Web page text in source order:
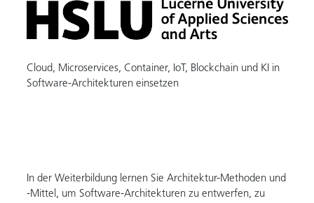
Cloud, Microservices, Container, IoT, Blockchain und KI in
Software-Architekturen einsetzen
In der Weiterbildung lernen Sie Architektur-Methoden und
-Mittel, um Software-Architekturen zu entwerfen, zu